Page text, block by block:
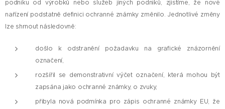
podniku od výrobků nebo služeb jiných podniků, zjistíme, že nové
nařízení podstatně definici ochranné známky změnilo. Jednotlivé změny
lze shrnout následovně:
došlo k odstranění požadavku na grafické znázornění
označení,
rozšířil se demonstrativní výčet označení, která mohou být
zapsána jako ochranné známky, o zvuky,
přibyla nová podmínka pro zápis ochranné známky EU, že